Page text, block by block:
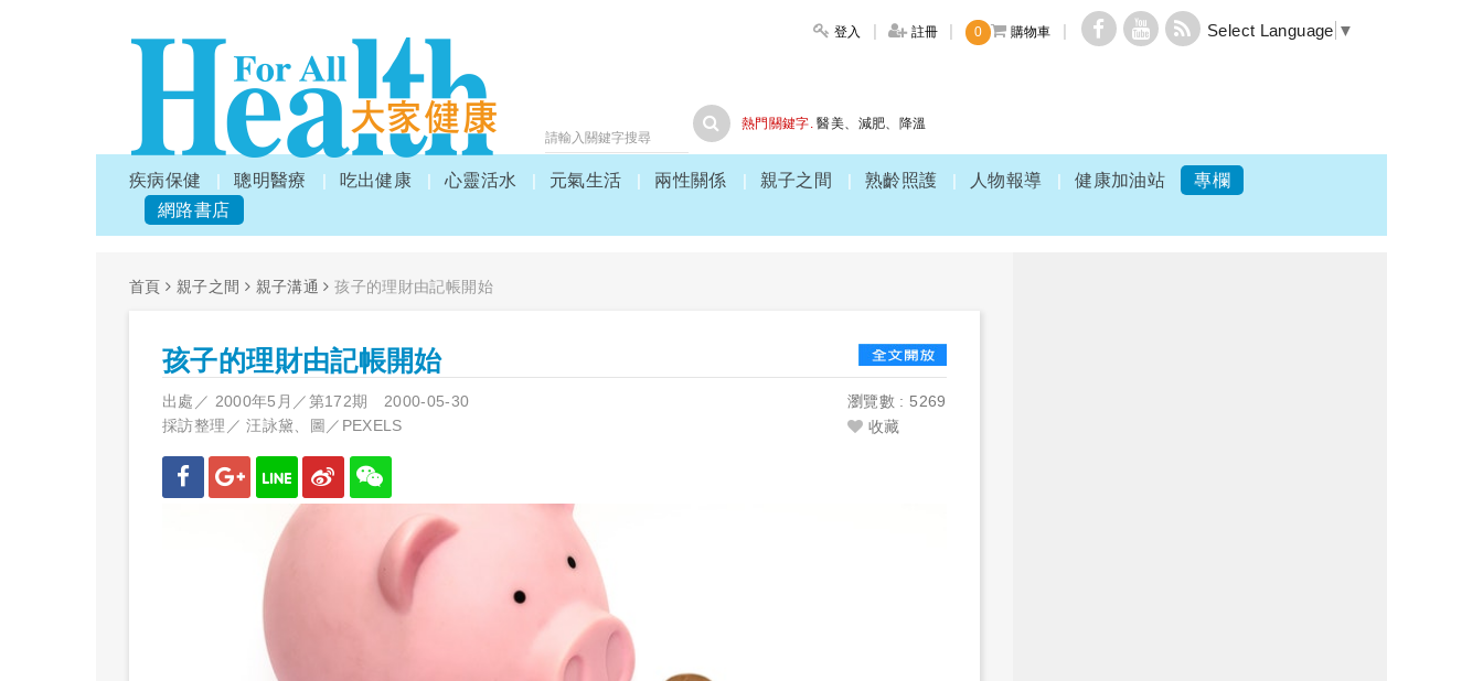
登入 註冊 0 購物車 Select Language ▼
熱門關鍵字. 醫美、 減肥、 降溫
疾病保健 聰明醫療 吃出健康 心靈活水 元氣生活 兩性關係 親子之間 熟齡照護 人物報導 健康加油站
專欄
網路書店
首頁 親子之間 親子溝通 孩子的理財由記帳開始
孩子的理財由記帳開始
出處／ 2000年5月／第172期 2000-05-30
採訪整理／ 汪詠黛、圖／PEXELS
瀏覽數 : 5269
收藏